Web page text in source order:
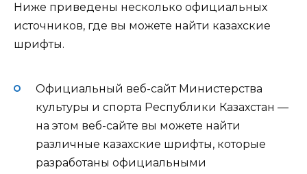
Ниже приведены несколько официальных
источников, где вы можете найти казахские
шрифты.
Официальный веб-сайт Министерства
культуры и спорта Республики Казахстан —
на этом веб-сайте вы можете найти
различные казахские шрифты, которые
разработаны официальными